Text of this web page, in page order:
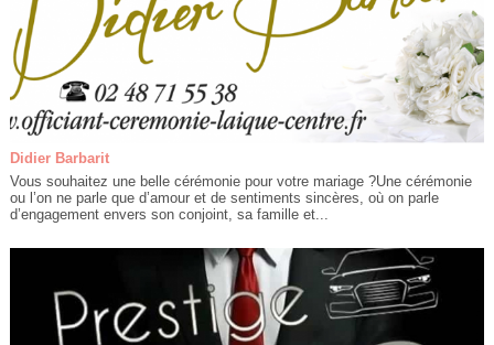
Didier Barbarit
Vous souhaitez une belle cérémonie pour votre mariage ?Une cérémonie
ou l’on ne parle que d’amour et de sentiments sincères, où on parle
d’engagement envers son conjoint, sa famille et...